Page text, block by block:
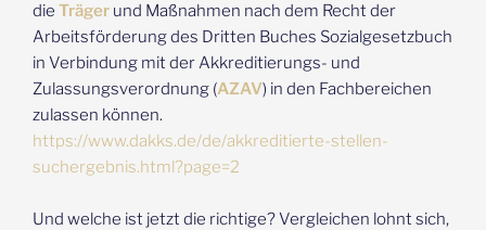
die Träger und Maßnahmen nach dem Recht der
Arbeitsförderung des Dritten Buches Sozialgesetzbuch
in Verbindung mit der Akkreditierungs- und
Zulassungsverordnung (AZAV) in den Fachbereichen
zulassen können.
https://www.dakks.de/de/akkreditierte-stellen-
suchergebnis.html?page=2
Und welche ist jetzt die richtige? Vergleichen lohnt sich,